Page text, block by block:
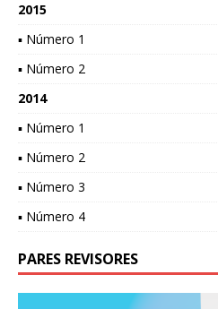
2015
▪ Número 1
▪ Número 2
2014
▪ Número 1
▪ Número 2
▪ Número 3
▪ Número 4
PARES REVISORES